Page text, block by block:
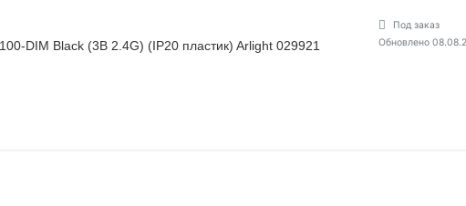
DIM Black (3В 2.4G) (IP20 пластик) Arlight 029921
Под заказ
Обновлено